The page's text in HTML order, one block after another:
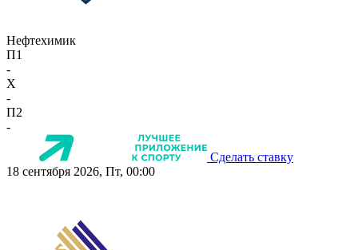
Нефтехимик
П1
-
X
-
П2
-
Сделать ставку
18 сентября 2026, Пт, 00:00